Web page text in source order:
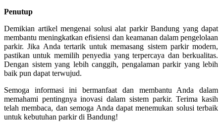
Penutup
Demikian artikel mengenai solusi alat parkir Bandung yang dapat
membantu meningkatkan efisiensi dan keamanan dalam pengelolaan
parkir. Jika Anda tertarik untuk memasang sistem parkir modern,
pastikan untuk memilih penyedia yang terpercaya dan berkualitas.
Dengan sistem yang lebih canggih, pengalaman parkir yang lebih
baik pun dapat terwujud.
Semoga informasi ini bermanfaat dan membantu Anda dalam
memahami pentingnya inovasi dalam sistem parkir. Terima kasih
telah membaca, dan semoga Anda dapat menemukan solusi terbaik
untuk kebutuhan parkir di Bandung!